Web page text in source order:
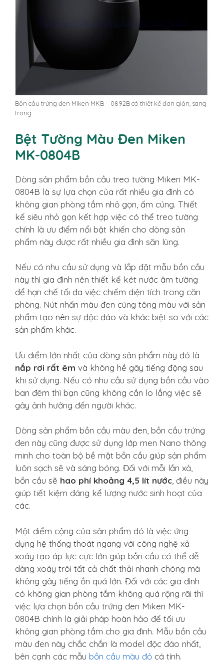
Bồn cầu trứng đen Miken MKB – 0892B có thiết kế đơn giản, sang
trọng
Bệt Tường Màu Đen Miken
MK-0804B
Dòng sản phẩm bồn cầu treo tường Miken MK-
0804B là sự lựa chọn của rất nhiều gia đình có
không gian phòng tắm nhỏ gọn, ấm cúng. Thiết
kế siêu nhỏ gọn kết hợp việc có thể treo tường
chính là ưu điểm nổi bật khiến cho dòng sản
phẩm này được rất nhiều gia đình săn lùng.
Nếu có nhu cầu sử dụng và lắp đặt mẫu bồn cầu
này thì gia đình nên thiết kế két nước âm tường
để hạn chế tối đa việc chiếm diện tích trong căn
phòng. Nút nhấn màu đen cùng tông màu với sản
phẩm tạo nên sự độc đáo và khác biệt so với các
sản phẩm khác.
Ưu điểm lớn nhất của dòng sản phẩm này đó là
nắp rơi rất êm và không hề gây tiếng động sau
khi sử dụng. Nếu có nhu cầu sử dụng bồn cầu vào
ban đêm thì bạn cũng không cần lo lắng việc sẽ
gây ảnh hưởng đến người khác.
Dòng sản phẩm bồn cầu màu đen, bồn cầu trứng
đen này cũng được sử dụng lớp men Nano thông
minh cho toàn bộ bề mặt bồn cầu giúp sản phẩm
luôn sạch sẽ và sáng bóng. Đối với mỗi lần xả,
bồn cầu sẽ hao phí khoảng 4,5 lít nước, điều này
giúp tiết kiệm đáng kể lượng nước sinh hoạt của
các.
Một điểm cộng của sản phẩm đó là việc ứng
dụng hệ thống thoát ngang với công nghệ xả
xoáy tạo áp lực cực lớn giúp bồn cầu có thể dễ
dàng xoáy trôi tất cả chất thải nhanh chóng mà
không gây tiếng ồn quá lớn. Đối với các gia đình
có không gian phòng tắm không quá rộng rãi thì
việc lựa chọn bồn cầu trứng đen Miken MK-
0804B chính là giải pháp hoàn hảo để tối ưu
không gian phòng tắm cho gia đình. Mẫu bồn cầu
màu đen này chắc chắn là model độc đáo nhất,
bên cạnh các mẫu bồn cầu màu đỏ cá tính.